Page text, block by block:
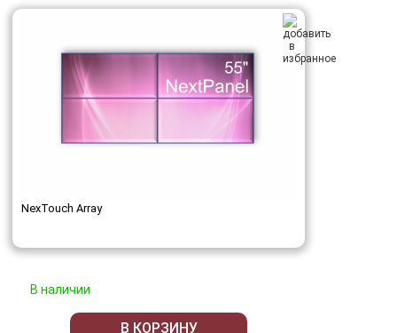
NexTouch Array
В наличии
В КОРЗИНУ